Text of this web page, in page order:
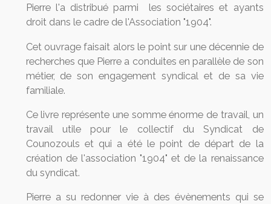
Pierre l'a distribué parmi les sociétaires et ayants
droit dans le cadre de l'Association "1904".
Cet ouvrage faisait alors le point sur une décennie de
recherches que Pierre a conduites en parallèle de son
métier, de son engagement syndical et de sa vie
familiale.
Ce livre représente une somme énorme de travail, un
travail utile pour le collectif du Syndicat de
Counozouls et qui a été le point de départ de la
création de l'association "1904" et de la renaissance
du syndicat.
Pierre a su redonner vie à des évènements qui se